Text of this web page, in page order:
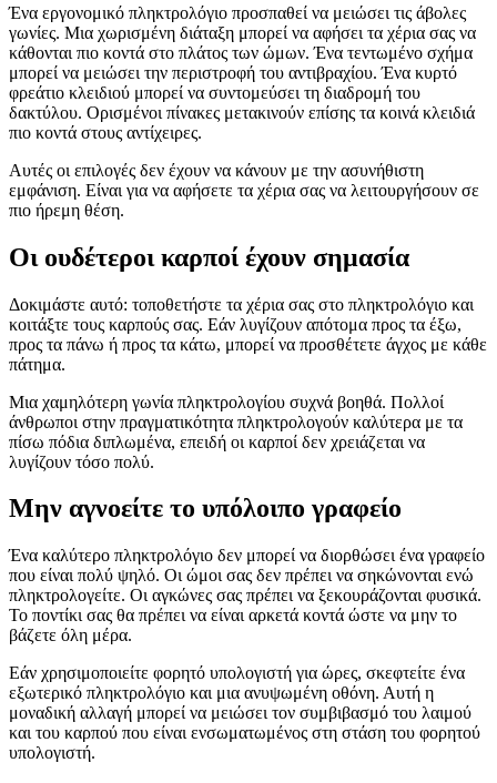
Ένα εργονομικό πληκτρολόγιο προσπαθεί να μειώσει τις άβολες
γωνίες. Μια χωρισμένη διάταξη μπορεί να αφήσει τα χέρια σας να
κάθονται πιο κοντά στο πλάτος των ώμων. Ένα τεντωμένο σχήμα
μπορεί να μειώσει την περιστροφή του αντιβραχίου. Ένα κυρτό
φρεάτιο κλειδιού μπορεί να συντομεύσει τη διαδρομή του
δακτύλου. Ορισμένοι πίνακες μετακινούν επίσης τα κοινά κλειδιά
πιο κοντά στους αντίχειρες.
Αυτές οι επιλογές δεν έχουν να κάνουν με την ασυνήθιστη
εμφάνιση. Είναι για να αφήσετε τα χέρια σας να λειτουργήσουν σε
πιο ήρεμη θέση.
Οι ουδέτεροι καρποί έχουν σημασία
Δοκιμάστε αυτό: τοποθετήστε τα χέρια σας στο πληκτρολόγιο και
κοιτάξτε τους καρπούς σας. Εάν λυγίζουν απότομα προς τα έξω,
προς τα πάνω ή προς τα κάτω, μπορεί να προσθέτετε άγχος με κάθε
πάτημα.
Μια χαμηλότερη γωνία πληκτρολογίου συχνά βοηθά. Πολλοί
άνθρωποι στην πραγματικότητα πληκτρολογούν καλύτερα με τα
πίσω πόδια διπλωμένα, επειδή οι καρποί δεν χρειάζεται να
λυγίζουν τόσο πολύ.
Μην αγνοείτε το υπόλοιπο γραφείο
Ένα καλύτερο πληκτρολόγιο δεν μπορεί να διορθώσει ένα γραφείο
που είναι πολύ ψηλό. Οι ώμοι σας δεν πρέπει να σηκώνονται ενώ
πληκτρολογείτε. Οι αγκώνες σας πρέπει να ξεκουράζονται φυσικά.
Το ποντίκι σας θα πρέπει να είναι αρκετά κοντά ώστε να μην το
βάζετε όλη μέρα.
Εάν χρησιμοποιείτε φορητό υπολογιστή για ώρες, σκεφτείτε ένα
εξωτερικό πληκτρολόγιο και μια ανυψωμένη οθόνη. Αυτή η
μοναδική αλλαγή μπορεί να μειώσει τον συμβιβασμό του λαιμού
και του καρπού που είναι ενσωματωμένος στη στάση του φορητού
υπολογιστή.